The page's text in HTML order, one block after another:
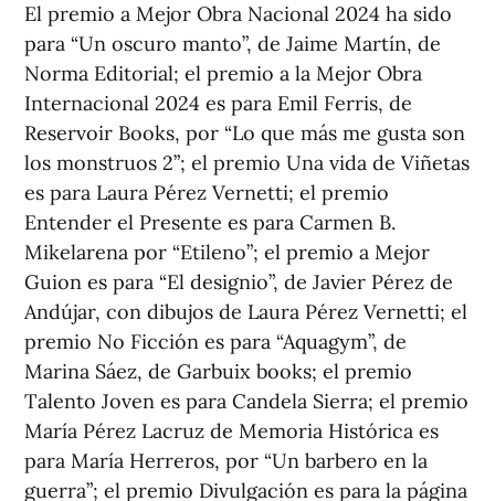
El premio a Mejor Obra Nacional 2024 ha sido
para “Un oscuro manto”, de Jaime Martín, de
Norma Editorial; el premio a la Mejor Obra
Internacional 2024 es para Emil Ferris, de
Reservoir Books, por “Lo que más me gusta son
los monstruos 2”; el premio Una vida de Viñetas
es para Laura Pérez Vernetti; el premio
Entender el Presente es para Carmen B.
Mikelarena por “Etileno”; el premio a Mejor
Guion es para “El designio”, de Javier Pérez de
Andújar, con dibujos de Laura Pérez Vernetti; el
premio No Ficción es para “Aquagym”, de
Marina Sáez, de Garbuix books; el premio
Talento Joven es para Candela Sierra; el premio
María Pérez Lacruz de Memoria Histórica es
para María Herreros, por “Un barbero en la
guerra”; el premio Divulgación es para la página